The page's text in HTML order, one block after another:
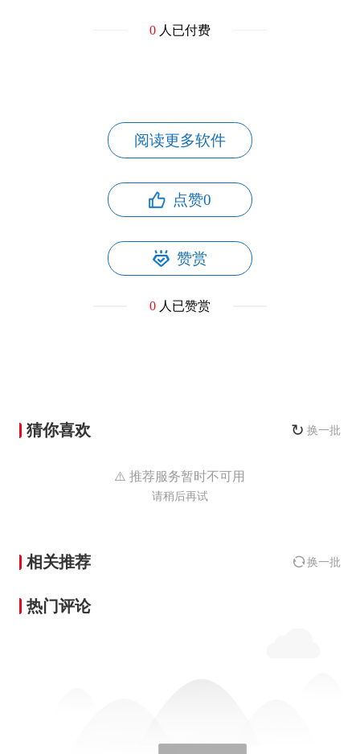
0人已付费
阅读更多软件
点赞0
赞赏
0人已赞赏
猜你喜欢 ↻ 换一批
⚠️ 推荐服务暂时不可用
请稍后再试
相关推荐 换一批
热门评论